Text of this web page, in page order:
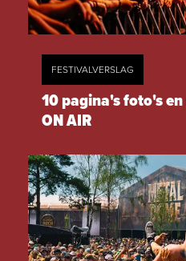
FESTIVALVERSLAG
10 pagina's foto's
ON AIR